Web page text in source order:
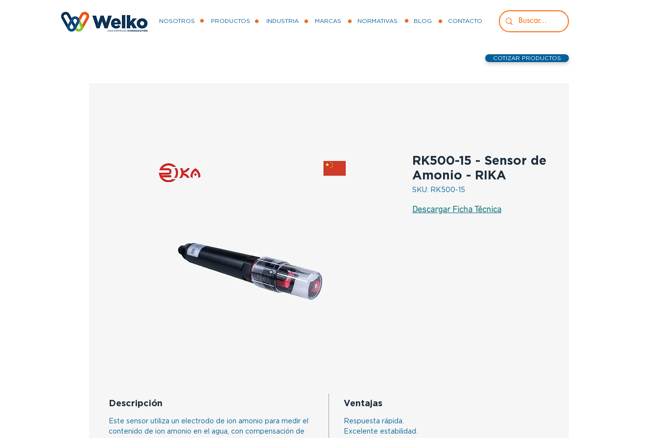
NOSOTROS PRODUCTOS INDUSTRIA MARCAS NORMATIVAS BLOG CONTACTO
COTIZAR PRODUCTOS
RK500-15 - Sensor de
Amonio - RIKA
SKU: RK500-15
Descargar Ficha Técnica
Descripción
Este sensor utiliza un electrodo de ion amonio para medir el
contenido de ion amonio en el agua, con compensación de
Ventajas
Respuesta rápida.
Excelente estabilidad.